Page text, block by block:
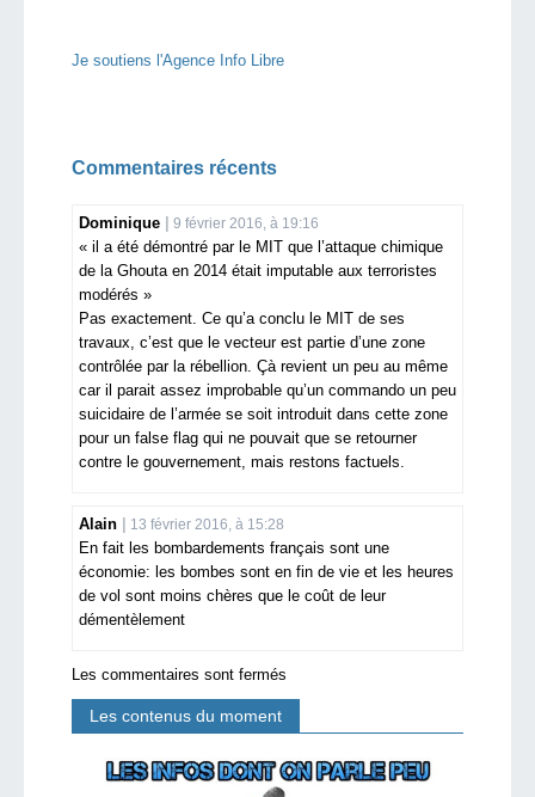
Je soutiens l'Agence Info Libre
Commentaires récents
Dominique 9 février 2016, à 19:16
« il a été démontré par le MIT que l’attaque chimique
de la Ghouta en 2014 était imputable aux terroristes
modérés »
Pas exactement. Ce qu’a conclu le MIT de ses
travaux, c’est que le vecteur est partie d’une zone
contrôlée par la rébellion. Çà revient un peu au même
car il parait assez improbable qu’un commando un peu
suicidaire de l’armée se soit introduit dans cette zone
pour un false flag qui ne pouvait que se retourner
contre le gouvernement, mais restons factuels.
Alain 13 février 2016, à 15:28
En fait les bombardements français sont une
économie: les bombes sont en fin de vie et les heures
de vol sont moins chères que le coût de leur
démentèlement
Les commentaires sont fermés
Les contenus du moment